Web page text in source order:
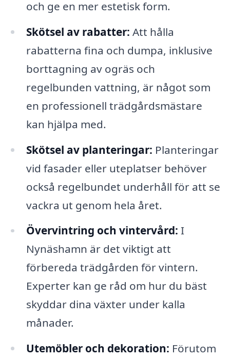
och ge en mer estetisk form.
Skötsel av rabatter: Att hålla
rabatterna fina och dumpa, inklusive
borttagning av ogräs och
regelbunden vattning, är något som
en professionell trädgårdsmästare
kan hjälpa med.
Skötsel av planteringar: Planteringar
vid fasader eller uteplatser behöver
också regelbundet underhåll för att se
vackra ut genom hela året.
Övervintring och vintervård: I
Nynäshamn är det viktigt att
förbereda trädgården för vintern.
Experter kan ge råd om hur du bäst
skyddar dina växter under kalla
månader.
Utemöbler och dekoration: Förutom